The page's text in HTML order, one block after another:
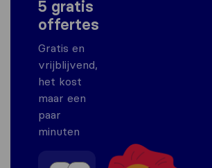
5 gratis
offertes
Gratis en
vrijblijvend,
het kost
maar een
paar
minuten